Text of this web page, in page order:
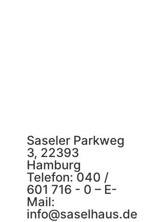
Saseler Parkweg
3, 22393
Hamburg
Telefon: 040 /
601 716 - 0 – E-
Mail:
info@saselhaus.de